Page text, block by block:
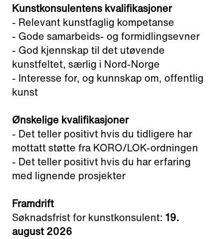
Kunstkonsulentens kvalifikasjoner
- Relevant kunstfaglig kompetanse
- Gode samarbeids- og formidlingsevner
- God kjennskap til det utøvende
kunstfeltet, særlig i Nord-Norge
- Interesse for, og kunnskap om, offentlig
kunst
Ønskelige kvalifikasjoner
- Det teller positivt hvis du tidligere har
mottatt støtte fra KORO/LOK-ordningen
- Det teller positivt hvis du har erfaring
med lignende prosjekter
Framdrift
Søknadsfrist for kunstkonsulent: 19.
august 2026